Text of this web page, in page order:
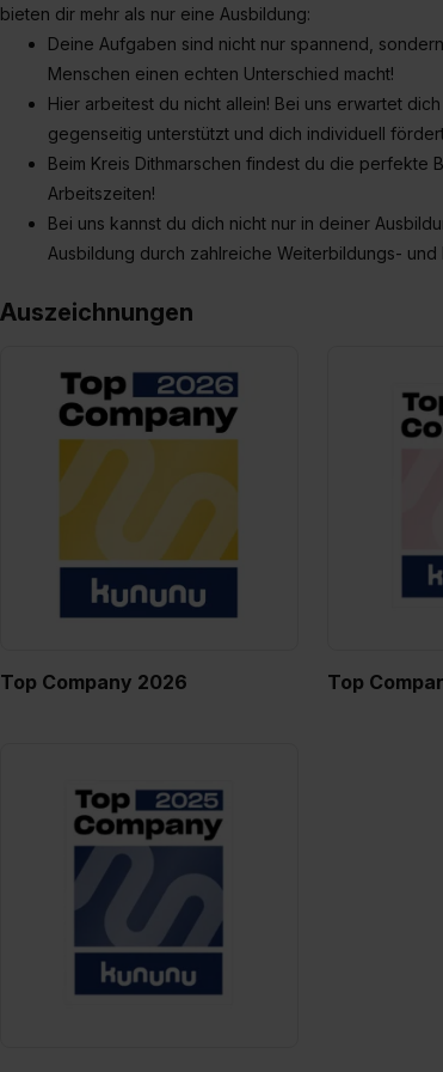
bieten dir mehr als nur eine Ausbildung:
Deine Aufgaben sind nicht nur spannend,
Menschen einen echten Unterschied macht!
Hier arbeitest du nicht allein! Bei uns erwartet
gegenseitig unterstützt und dich individuell
Beim Kreis Dithmarschen findest du die perfekte
Arbeitszeiten!
Bei uns kannst du dich nicht nur in deiner
Ausbildung durch zahlreiche Weiterbildungs- und
Auszeichnungen
Top Company 2026 Top